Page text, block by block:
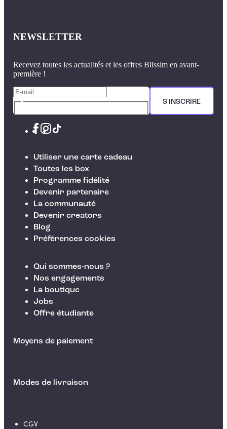
NEWSLETTER
Recevez toutes les actualités et les offres Blissim en avant-
première !
S'INSCRIRE
Utiliser une carte cadeau
Toutes les box
Programme fidélité
Devenir partenaire
La communauté
Devenir creators
Blog
Préférences cookies
Qui sommes-nous ?
Nos engagements
La boutique
Jobs
Offre étudiante
Moyens de paiement
Modes de livraison
CGV